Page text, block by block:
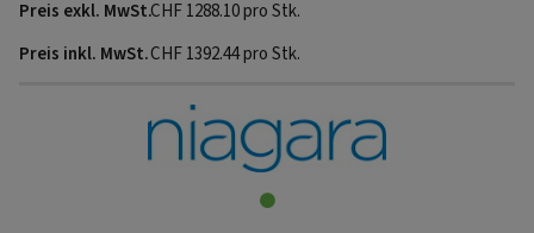
CHF1288.10pro Stk.
CHF1392.44pro Stk.